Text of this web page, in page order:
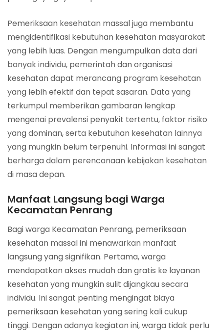
Pemeriksaan kesehatan massal juga membantu
mengidentifikasi kebutuhan kesehatan masyarakat
yang lebih luas. Dengan mengumpulkan data dari
banyak individu, pemerintah dan organisasi
kesehatan dapat merancang program kesehatan
yang lebih efektif dan tepat sasaran. Data yang
terkumpul memberikan gambaran lengkap
mengenai prevalensi penyakit tertentu, faktor risiko
yang dominan, serta kebutuhan kesehatan lainnya
yang mungkin belum terpenuhi. Informasi ini sangat
berharga dalam perencanaan kebijakan kesehatan
di masa depan.
Manfaat Langsung bagi Warga
Kecamatan Penrang
Bagi warga Kecamatan Penrang, pemeriksaan
kesehatan massal ini menawarkan manfaat
langsung yang signifikan. Pertama, warga
mendapatkan akses mudah dan gratis ke layanan
kesehatan yang mungkin sulit dijangkau secara
individu. Ini sangat penting mengingat biaya
pemeriksaan kesehatan yang sering kali cukup
tinggi. Dengan adanya kegiatan ini, warga tidak perlu